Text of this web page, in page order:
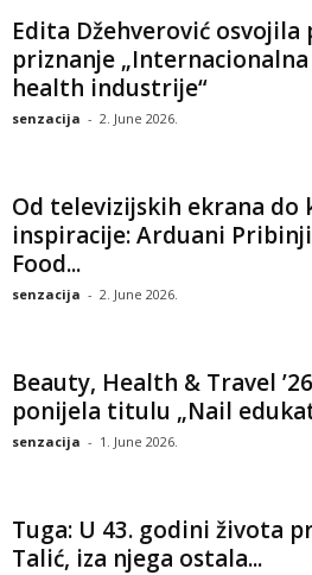
Edita Džehverović osvojila
priznanje
health industrije“
senzacija - 2. June 2026.
Od televizijskih ekrana do
inspiracije: Arduani
Food...
senzacija - 2. June 2026.
Beauty, Health & Travel
ponijela titulu „Nail
senzacija - 1. June 2026.
Tuga: U 43. godini života
Talić, iza njega ostala...